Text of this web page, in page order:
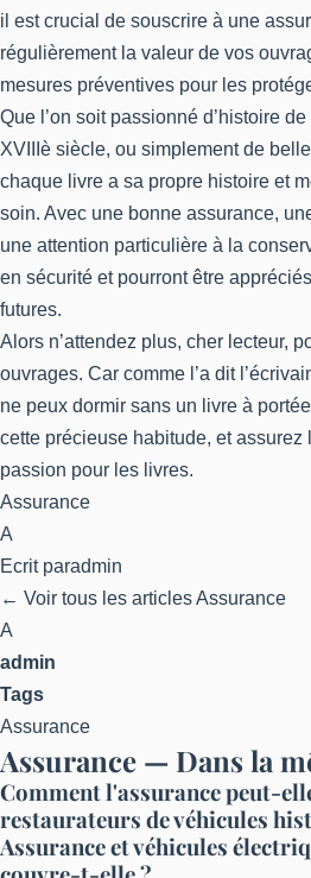
il est crucial de souscrire à une
régulièrement la valeur de vos
mesures préventives pour les
Que l’on soit passionné d’histoire
XVIIIè siècle, ou simplement de
chaque livre a sa propre histoire et
soin. Avec une bonne assurance,
une attention particulière à la
en sécurité et pourront être
futures.
Alors n’attendez plus, cher lecteur,
ouvrages. Car comme l’a dit
ne peux dormir sans un livre à
cette précieuse habitude, et assurez
passion pour les livres.
Assurance
A
Ecrit paradmin
← Voir tous les articles Assurance
A
admin
Tags
Assurance
Assurance — Dans la
Comment l'assurance peut-
restaurateurs de véhicules
Assurance et véhicules